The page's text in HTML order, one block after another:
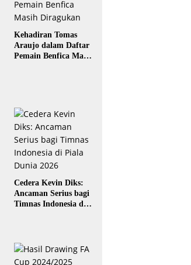
Kehadiran Tomas
Araujo dalam Daftar
Pemain Benfica Masih
Cedera Kevin Diks:
Ancaman Serius bagi
Timnas Indonesia di